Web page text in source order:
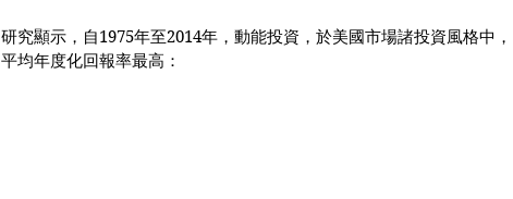
研究顯示，自1975年至2014年，動能投資，於美國市場諸投資風格中，
平均年度化回報率最高：